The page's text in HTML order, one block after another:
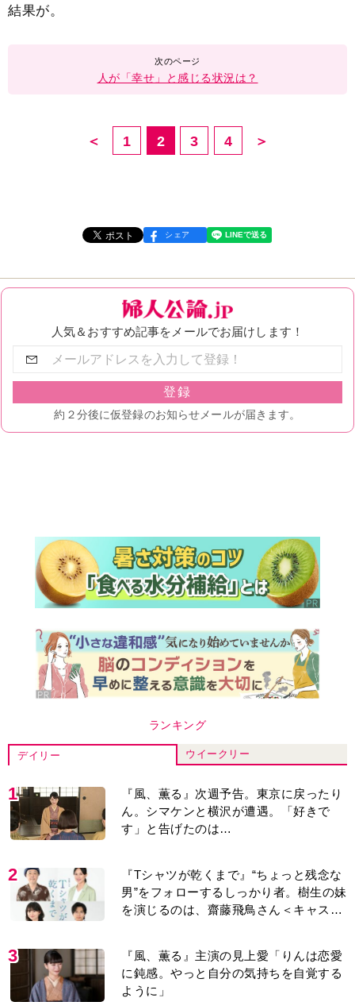
結果が。
人が「幸せ」と感じる状況は？
＜ 1 2 3 4 ＞
シェア
ランキング
デイリー ウイークリー
1
『風、薫る』次週予告。東京に戻ったり
ん。シマケンと横沢が遭遇。「好きで
す」と告げたのは…
2
『Tシャツが乾くまで』“ちょっと残念な
男”をフォローするしっかり者。樹生の妹
を演じるのは、齋藤飛鳥さん＜キャスト
3
『風、薫る』主演の見上愛「りんは恋愛
に鈍感。やっと自分の気持ちを自覚する
ように」